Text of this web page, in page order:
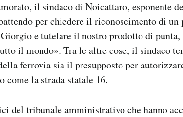
il sindaco di Noicattaro, esponente
per chiedere il riconoscimento di un
e tutelare il nostro prodotto di punta,
il mondo». Tra le altre cose, il sindaco
ferrovia sia il presupposto per
come la strada statale 16.
del tribunale amministrativo che hanno